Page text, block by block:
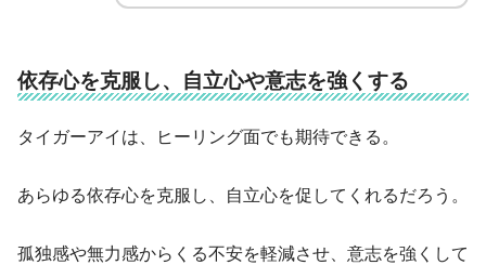
依存心を克服し、自立心や意志を強くする
タイガーアイは、ヒーリング面でも期待できる。
あらゆる依存心を克服し、自立心を促してくれるだろう。
孤独感や無力感からくる不安を軽減させ、意志を強くして